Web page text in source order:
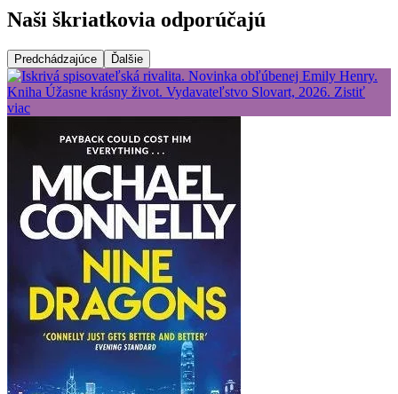
Naši škriatkovia odporúčajú
Predchádzajúce Ďalšie